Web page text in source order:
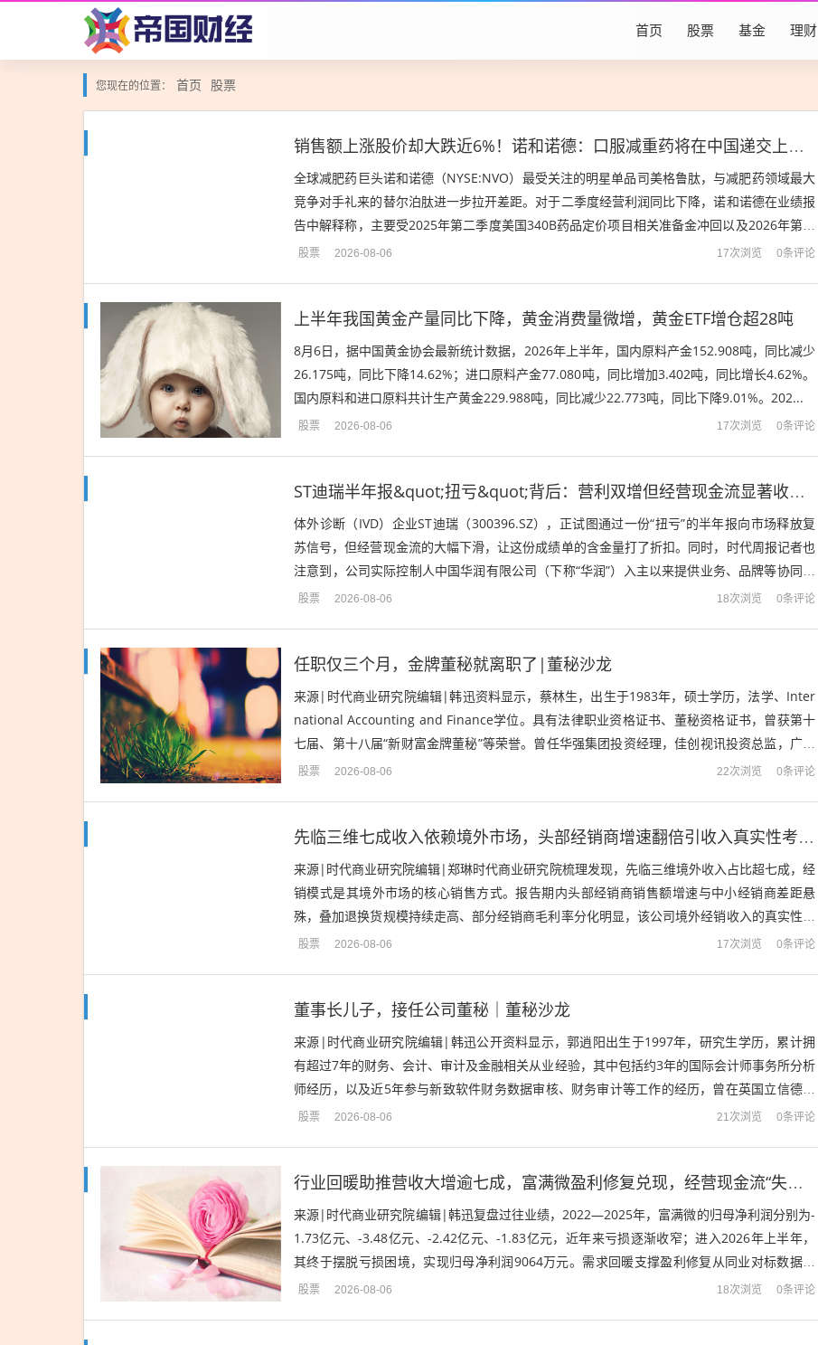
首页 股票 基金 理财
您现在的位置： 首页 股票
销售额上涨股价却大跌近6%！诺和诺德：口服减重药将在中国递交上市申请
全球减肥药巨头诺和诺德（NYSE:NVO）最受关注的明星单品司美格鲁肽，与减肥药领域最大
竞争对手礼来的替尔泊肽进一步拉开差距。对于二季度经营利润同比下降，诺和诺德在业绩报
告中解释称，主要受2025年第二季度美国340B药品定价项目相关准备金冲回以及2026年第二
季度与研发管线无形资产相关的63亿丹麦...
股票 2026-08-06 17次浏览 0条评论
上半年我国黄金产量同比下降，黄金消费量微增，黄金ETF增仓超28吨
8月6日，据中国黄金协会最新统计数据，2026年上半年，国内原料产金152.908吨，同比减少
26.175吨，同比下降14.62%；进口原料产金77.080吨，同比增加3.402吨，同比增长4.62%。
国内原料和进口原料共计生产黄金229.988吨，同比减少22.773吨，同比下降9.01%。202...
股票 2026-08-06 17次浏览 0条评论
ST迪瑞半年报&quot;扭亏&quot;背后：营利双增但经营现金流显著收缩，华润系加持难掩短期经营困境
体外诊断（IVD）企业ST迪瑞（300396.SZ），正试图通过一份“扭亏”的半年报向市场释放复
苏信号，但经营现金流的大幅下滑，让这份成绩单的含金量打了折扣。同时，时代周报记者也
注意到，公司实际控制人中国华润有限公司（下称“华润”）入主以来提供业务、品牌等协同助
力，但今年上半年华润关联协同销售额落地...
股票 2026-08-06 18次浏览 0条评论
任职仅三个月，金牌董秘就离职了|董秘沙龙
来源|时代商业研究院编辑|韩迅资料显示，蔡林生，出生于1983年，硕士学历，法学、Inter
national Accounting and Finance学位。具有法律职业资格证书、董秘资格证书，曾获第十
七届、第十八届“新财富金牌董秘”等荣誉。曾任华强集团投资经理，佳创视讯投资总监，广田
集团投资总监...
股票 2026-08-06 22次浏览 0条评论
先临三维七成收入依赖境外市场，头部经销商增速翻倍引收入真实性考问｜读懂IPO
来源|时代商业研究院编辑|郑琳时代商业研究院梳理发现，先临三维境外收入占比超七成，经
销模式是其境外市场的核心销售方式。报告期内头部经销商销售额增速与中小经销商差距悬
殊，叠加退换货规模持续走高、部分经销商毛利率分化明显，该公司境外经销收入的真实性与
增长成色，成为市场关注的焦点问题。境外经销撑起超七成核...
股票 2026-08-06 17次浏览 0条评论
董事长儿子，接任公司董秘｜董秘沙龙
来源|时代商业研究院编辑|韩迅公开资料显示，郭逍阳出生于1997年，研究生学历，累计拥
有超过7年的财务、会计、审计及金融相关从业经验，其中包括约3年的国际会计师事务所分析
师经历，以及近5年参与新致软件财务数据审核、财务审计等工作的经历，曾在英国立信德豪
会计师事务所就职。值得注意的是，公告还说明，新任...
股票 2026-08-06 21次浏览 0条评论
行业回暖助推营收大增逾七成，富满微盈利修复兑现，经营现金流“失血”成关键变量
来源|时代商业研究院编辑|韩迅复盘过往业绩，2022—2025年，富满微的归母净利润分别为-
1.73亿元、-3.48亿元、-2.42亿元、-1.83亿元，近年来亏损逐渐收窄；进入2026年上半年，
其终于摆脱亏损困境，实现归母净利润9064万元。需求回暖支撑盈利修复从同业对标数据来
看，财报显示，LED...
股票 2026-08-06 18次浏览 0条评论